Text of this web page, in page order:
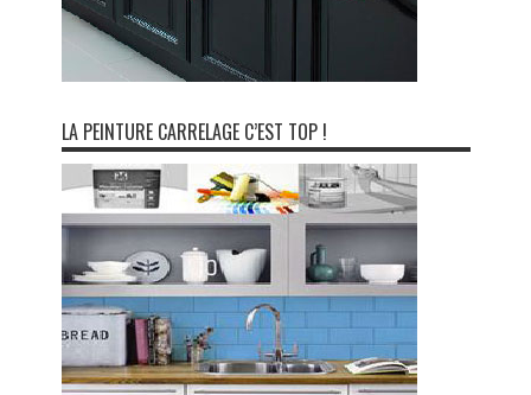
LA PEINTURE CARRELAGE C’EST TOP !